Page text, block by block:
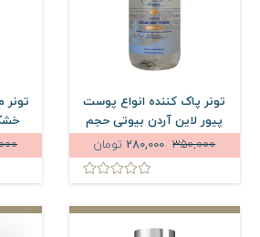
تونر پاک کننده انواع پوست
پیور لاین آردن بیوتی حجم
250 میلی لیتر
350,000 تومان